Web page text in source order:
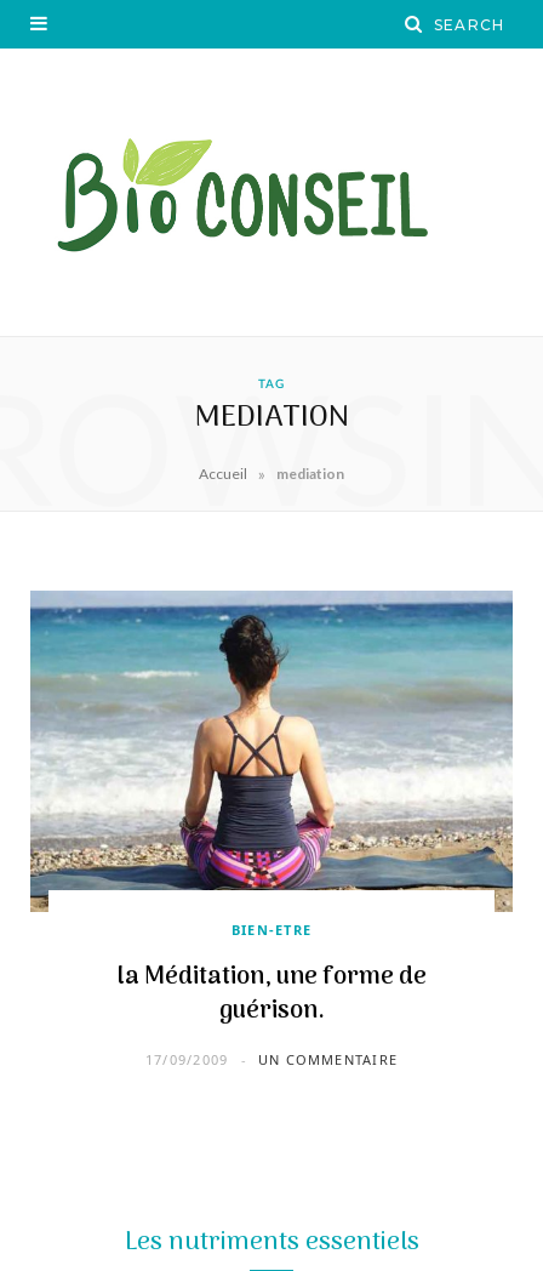
TAG
MEDIATION
Accueil » mediation
BIEN-ETRE
la Méditation, une forme de
guérison.
17/09/2009 UN COMMENTAIRE
Les nutriments essentiels